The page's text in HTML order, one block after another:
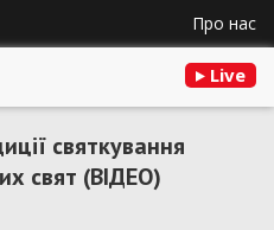
Про нас
Live
святкування
свят (ВІДЕО)